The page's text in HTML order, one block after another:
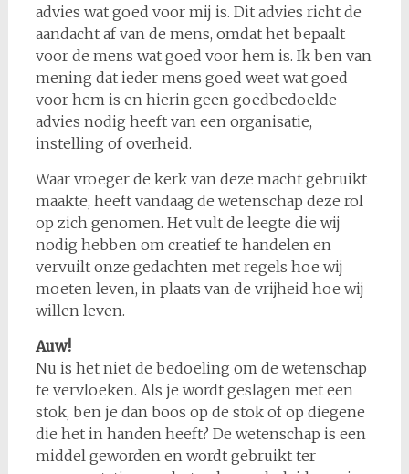
advies wat goed voor mij is. Dit advies richt de
aandacht af van de mens, omdat het bepaalt
voor de mens wat goed voor hem is. Ik ben van
mening dat ieder mens goed weet wat goed
voor hem is en hierin geen goedbedoelde
advies nodig heeft van een organisatie,
instelling of overheid.
Waar vroeger de kerk van deze macht gebruikt
maakte, heeft vandaag de wetenschap deze rol
op zich genomen. Het vult de leegte die wij
nodig hebben om creatief te handelen en
vervuilt onze gedachten met regels hoe wij
moeten leven, in plaats van de vrijheid hoe wij
willen leven.
Auw!
Nu is het niet de bedoeling om de wetenschap
te vervloeken. Als je wordt geslagen met een
stok, ben je dan boos op de stok of op diegene
die het in handen heeft? De wetenschap is een
middel geworden en wordt gebruikt ter